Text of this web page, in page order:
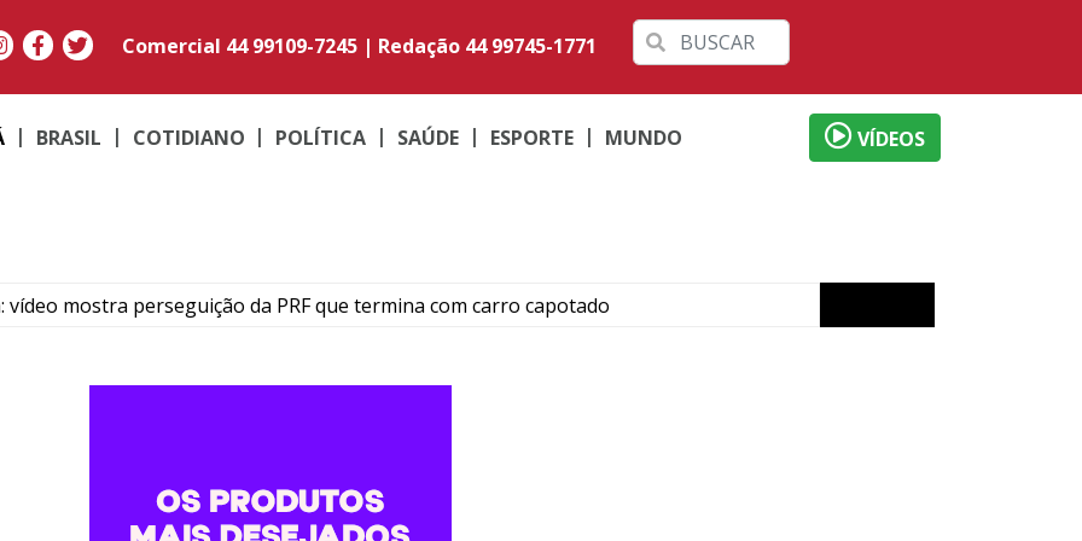
Comercial 44 99109-7245 | Redação 44 99745-1771
BRASIL COTIDIANO POLÍTICA SAÚDE ESPORTE MUNDO VÍDEOS
vídeo mostra perseguição da PRF que termina com carro capotado
lista de espera do Fies nesta sexta-feira